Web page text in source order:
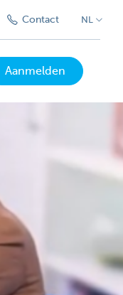
Contact NL
Aanmelden